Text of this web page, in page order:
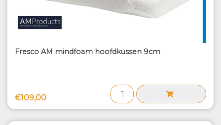
Fresco AM mindfoam hoofdkussen 9cm
€109,00